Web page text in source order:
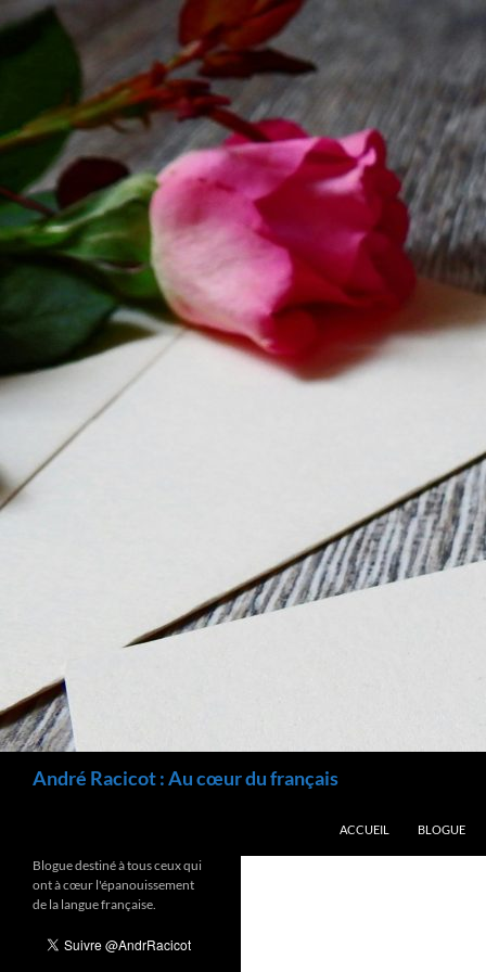
André Racicot : Au cœur du français
ACCUEIL
BLOGUE
Blogue destiné à tous ceux qui
ont à cœur l'épanouissement
de la langue française.